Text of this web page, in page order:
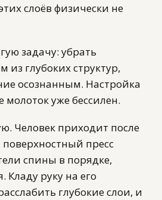
слоёв физически не
задачу: убрать
из глубоких структур,
осознанным. Настройка
молоток уже бессилен.
Человек приходит после
пресс
спины в порядке,
Кладу руку на его
глубокие слои, и